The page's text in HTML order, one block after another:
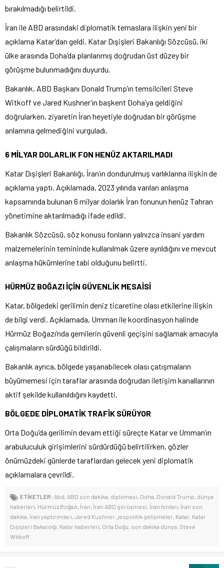
bırakılmadığı belirtildi.
İran ile ABD arasındaki diplomatik temaslara ilişkin yeni bir
açıklama Katar’dan geldi. Katar Dışişleri Bakanlığı Sözcüsü, iki
ülke arasında Doha’da planlanmış doğrudan üst düzey bir
görüşme bulunmadığını duyurdu.
Bakanlık, ABD Başkanı Donald Trump’ın temsilcileri Steve
Witkoff ve Jared Kushner’ın başkent Doha’ya geldiğini
doğrularken, ziyaretin İran heyetiyle doğrudan bir görüşme
anlamına gelmediğini vurguladı.
6 MİLYAR DOLARLIK FON HENÜZ AKTARILMADI
Katar Dışişleri Bakanlığı, İran’ın dondurulmuş varlıklarına ilişkin de
açıklama yaptı. Açıklamada, 2023 yılında varılan anlaşma
kapsamında bulunan 6 milyar dolarlık İran fonunun henüz Tahran
yönetimine aktarılmadığı ifade edildi.
Bakanlık Sözcüsü, söz konusu fonların yalnızca insani yardım
malzemelerinin temininde kullanılmak üzere ayrıldığını ve mevcut
anlaşma hükümlerine tabi olduğunu belirtti.
HÜRMÜZ BOĞAZI İÇİN GÜVENLİK MESAİSİ
Katar, bölgedeki gerilimin deniz ticaretine olası etkilerine ilişkin
de bilgi verdi. Açıklamada, Umman ile koordinasyon halinde
Hürmüz Boğazı’nda gemilerin güvenli geçişini sağlamak amacıyla
çalışmaların sürdüğü bildirildi.
Bakanlık ayrıca, bölgede yaşanabilecek olası çatışmaların
büyümemesi için taraflar arasında doğrudan iletişim kanallarının
aktif şekilde kullanıldığını kaydetti.
BÖLGEDE DİPLOMATİK TRAFİK SÜRÜYOR
Orta Doğu’da gerilimin devam ettiği süreçte Katar ve Umman’ın
arabuluculuk girişimlerini sürdürdüğü belirtilirken, gözler
önümüzdeki günlerde taraflardan gelecek yeni diplomatik
açıklamalara çevrildi.
ETİKETLER: Abd, ABD son dakika, diplomasi, Doha, Donald Trump, dünya
haberleri, Hürmüz Boğazı, İran, İran ABD görüşmesi, İran fonları, İran son
dakika, İran yaptırımları, Jared Kushner, jeopolitik gelişmeler, Katar, Katar
Dışişleri Bakanlığı, Katar haberleri, Orta Doğu, son dakika dünya, Steve
Witkoff